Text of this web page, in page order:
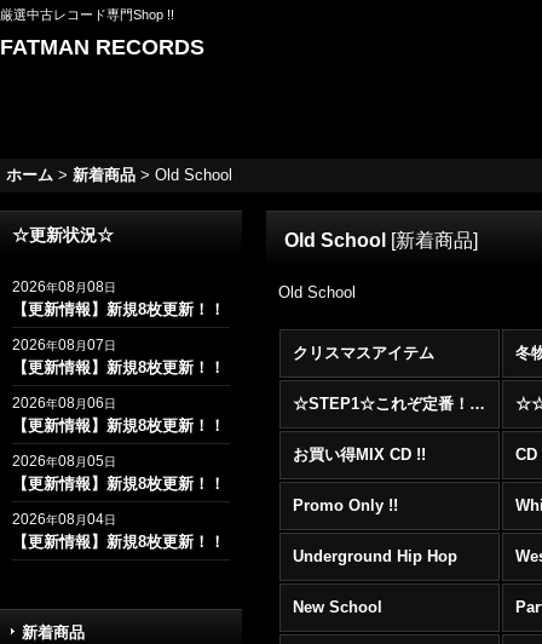
厳選中古レコード専門Shop !!
FATMAN RECORDS
ホーム > 新着商品 > Old School
☆更新状況☆
2026年08月08日
【更新情報】新規8枚更新！！
2026年08月07日
【更新情報】新規8枚更新！！
2026年08月06日
【更新情報】新規8枚更新！！
2026年08月05日
【更新情報】新規8枚更新！！
2026年08月04日
【更新情報】新規8枚更新！！
新着商品
Old School [新着商品]
Old School
クリスマスアイテム 冬
☆STEP1☆これぞ定番！！まずはここから！2000年代R&BフロアヒットBest 100 !!!
お買い得MIX CD !!
Promo Only !!
Underground Hip Hop
New School